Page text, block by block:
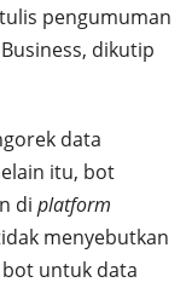
pengumuman
dikutip
data
itu, bot
di platform
menyebutkan
untuk data